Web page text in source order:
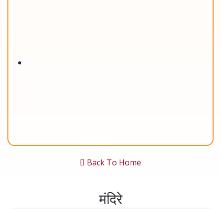
Back To Home
मंदिरे